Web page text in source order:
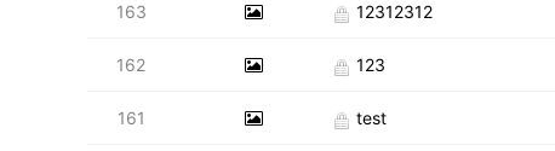
163 12312312
162 123
161 test